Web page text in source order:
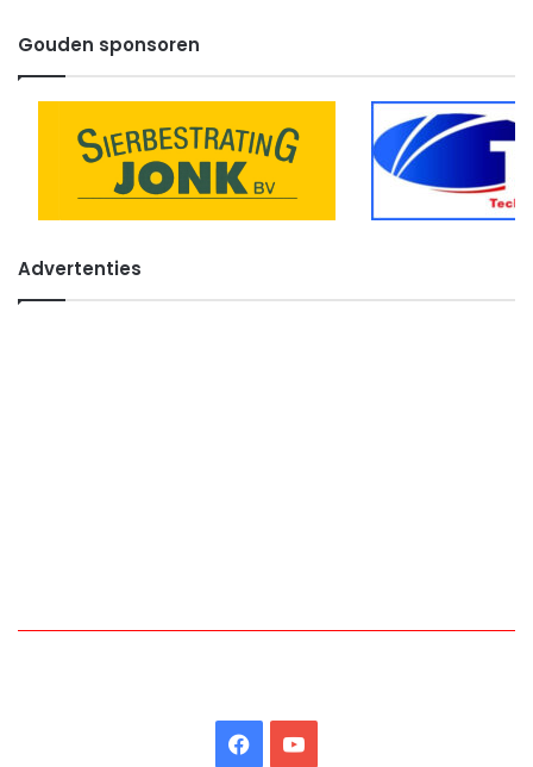
Gouden sponsoren
Advertenties
FacebookYouTube